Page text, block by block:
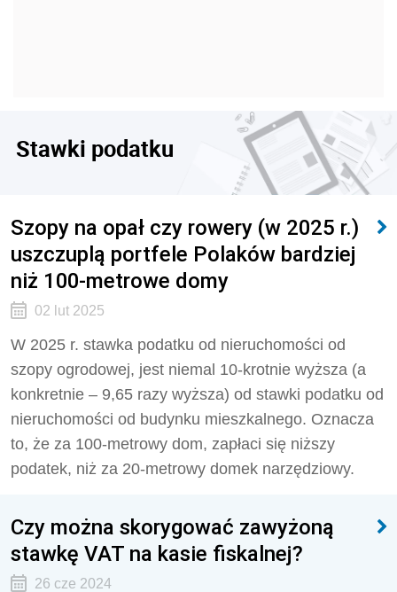
Stawki podatku
Szopy na opał czy rowery (w 2025 r.)
uszczuplą portfele Polaków bardziej
niż 100-metrowe domy
02 lut 2025
W 2025 r. stawka podatku od nieruchomości od
szopy ogrodowej, jest niemal 10-krotnie wyższa (a
konkretnie – 9,65 razy wyższa) od stawki podatku od
nieruchomości od budynku mieszkalnego. Oznacza
to, że za 100-metrowy dom, zapłaci się niższy
podatek, niż za 20-metrowy domek narzędziowy.
Czy można skorygować zawyżoną
stawkę VAT na kasie fiskalnej?
26 cze 2024